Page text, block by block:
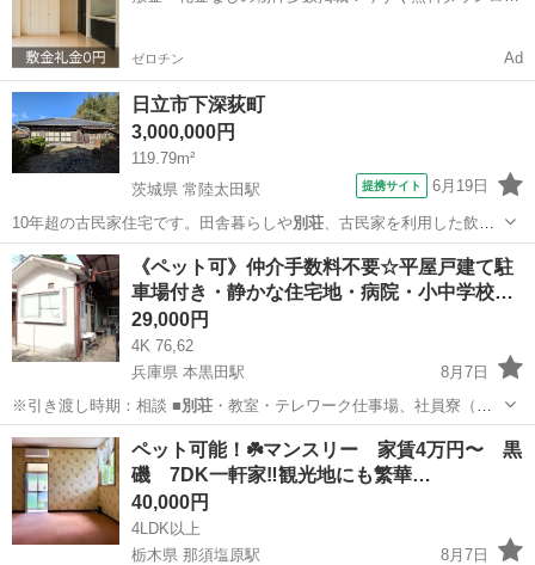
ゼロチン Ad
日立市下深荻町
3,000,000円
119.79m²
茨城県 常陸太田駅
提携サイト 6月19日
10年超の古民家住宅です。田舎暮らしや別荘、古民家を利用した飲食
店などにもおすす…
茨城 日立市 常陸太田駅 中古（マンション/一戸建て）
《ペット可》仲介手数料不要☆平屋戸建て駐
車場付き・静かな住宅地・病院・小中学校…
29,000円
4K 76,62
兵庫県 本黒田駅
8月7日
※引き渡し時期：相談 ■別荘・教室・テレワーク仕事場、社員寮（外
国…
兵庫 多可郡 本黒田駅 一戸建て
ペット可能！☘️マンスリー 家賃4万円〜 黒
磯 7DK一軒家‼️観光地にも繁華…
40,000円
4LDK以上
栃木県 那須塩原駅
8月7日